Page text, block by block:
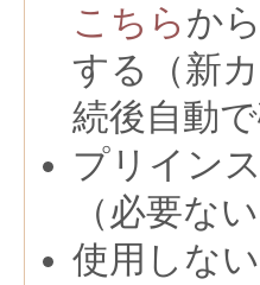
こちら か
する（新
続後自動
プリイン
（必要ない
使用しな